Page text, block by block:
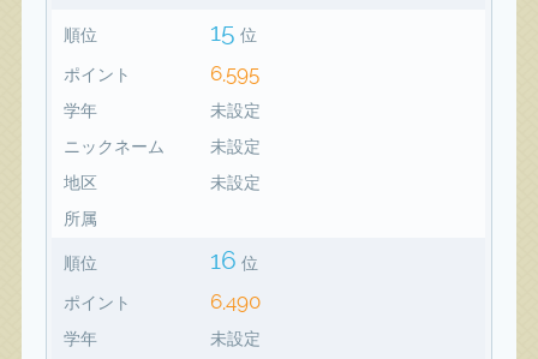
順位 15 位
ポイント 6,595
学年
未設定
ニックネーム
未設定
地区
未設定
所属
順位 16 位
ポイント 6,490
学年
未設定